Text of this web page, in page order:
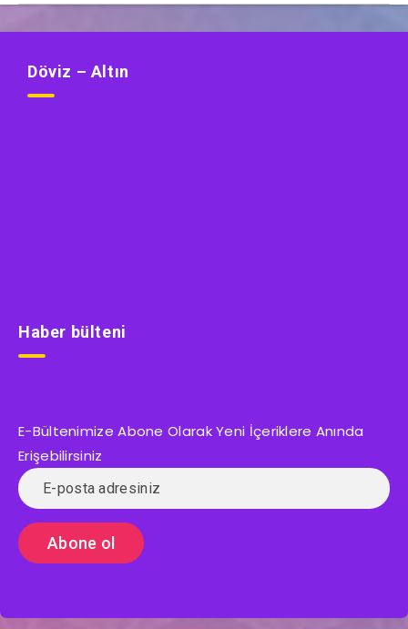
Döviz – Altın
Haber bülteni
E-Bültenimize Abone Olarak Yeni İçeriklere Anında
Erişebilirsiniz